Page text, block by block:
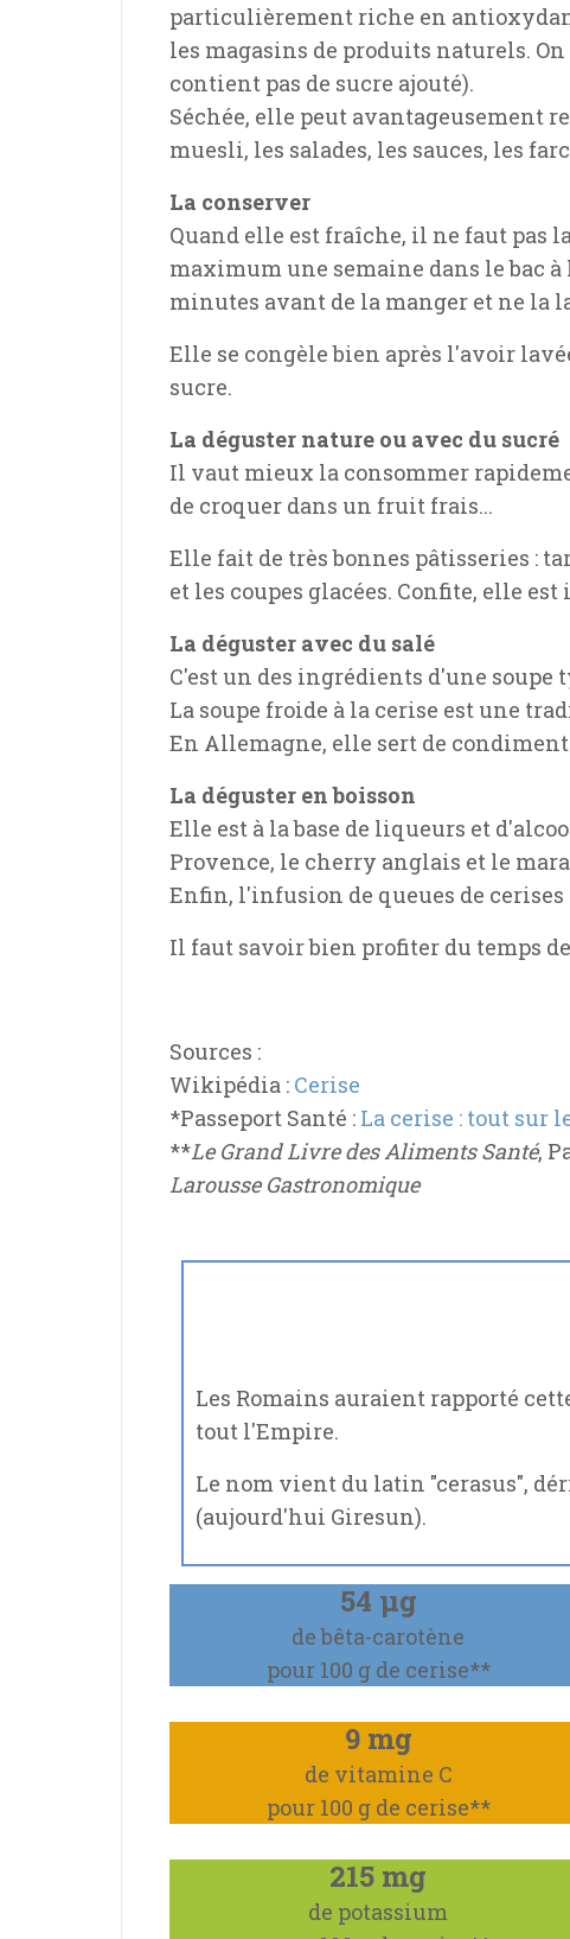
particulièrement riche en
les magasins de produits naturels.
contient pas de sucre ajouté).
Séchée, elle peut avantageusement
muesli, les salades, les sauces, les
La conserver
Quand elle est fraîche, il ne faut pas
maximum une semaine dans le bac
minutes avant de la manger et ne la
Elle se congèle bien après l'avoir
sucre.
La déguster nature ou avec du sucré
Il vaut mieux la consommer
de croquer dans un fruit frais...
Elle fait de très bonnes pâtisseries :
et les coupes glacées. Confite, elle
La déguster avec du salé
C'est un des ingrédients d'une soupe
La soupe froide à la cerise est une
En Allemagne, elle sert de
La déguster en boisson
Elle est à la base de liqueurs et
Provence, le cherry anglais et le
Enfin, l'infusion de queues de
Il faut savoir bien profiter du temps
Sources :
Wikipédia : Cerise
*Passeport Santé : La cerise : tout sur
**Le Grand Livre des Aliments Santé,
Larousse Gastronomique
Les Romains auraient rapporté
tout l'Empire.
Le nom vient du latin "cerasus",
(aujourd'hui Giresun).
54 μg
de bêta-carotène
pour 100 g de cerise**
9 mg
de vitamine C
pour 100 g de cerise**
215 mg
de potassium